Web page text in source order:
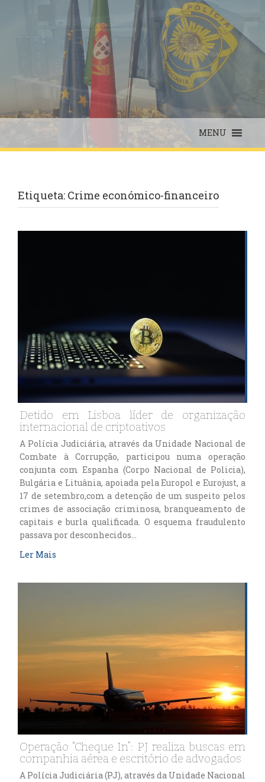
MENU
Etiqueta: Crime económico-financeiro
Detido em Lisboa líder de organização
internacional de criptoativos
A Polícia Judiciária, através da Unidade Nacional de
Combate à Corrupção, participou numa operação
conjunta com Espanha (Corpo Nacional de Policia),
Bulgária e Lituânia, apoiada pela Europol e Eurojust, a
17 de setembro,com a detenção de um suspeito pelos
crimes de associação criminosa, branqueamento de
capitais e burla qualificada. O esquema fraudulento
passava por desconhecidos…
Ler Mais
Operação “Cheque In”: PJ realiza buscas em
companhia aérea e escritório de advogados
A Polícia Judiciária (PJ), através da Unidade Nacional